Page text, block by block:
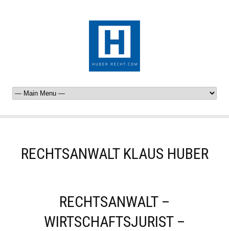
RECHTSANWALT KLAUS HUBER
RECHTSANWALT –
WIRTSCHAFTSJURIST –